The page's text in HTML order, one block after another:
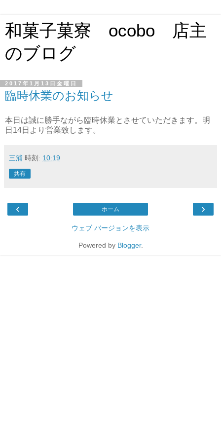
和菓子菓寮 ocobo 店主
のブログ
2017年1月13日金曜日
臨時休業のお知らせ
本日は誠に勝手ながら臨時休業とさせていただきます。明
日14日より営業致します。
三浦 時刻: 10:19
共有
‹ ›
ホーム
ウェブ バージョンを表示
Powered by Blogger.